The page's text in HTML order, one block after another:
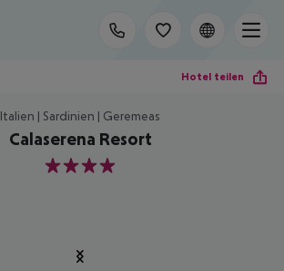
Hotel teilen
Italien | Sardinien | Geremeas
Calaserena Resort
4